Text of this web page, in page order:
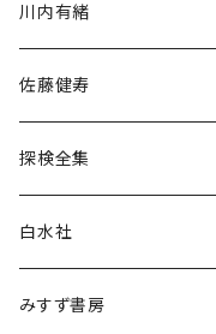
民族・風習
言語・ことば
川内有緒
佐藤健寿
探検全集
白水社
みすず書房